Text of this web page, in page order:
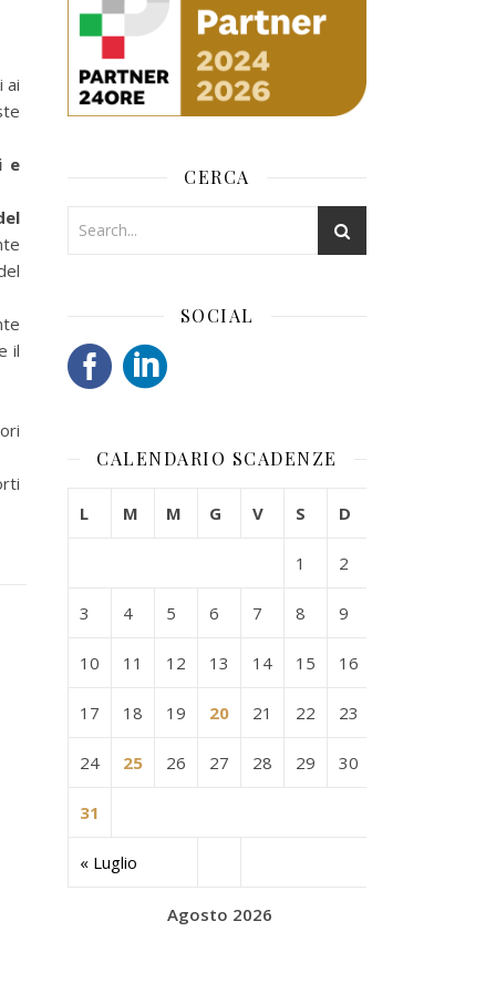
ai
e
il
CERCA
SOCIAL
CALENDARIO SCADENZE
Agosto 2026
L M M G V S D
« Luglio
1 2
3 4 5 6 7 8 9
10 11 12 13 14 15 16
17 18 19 20 21 22 23
24 25 26 27 28 29 30
31